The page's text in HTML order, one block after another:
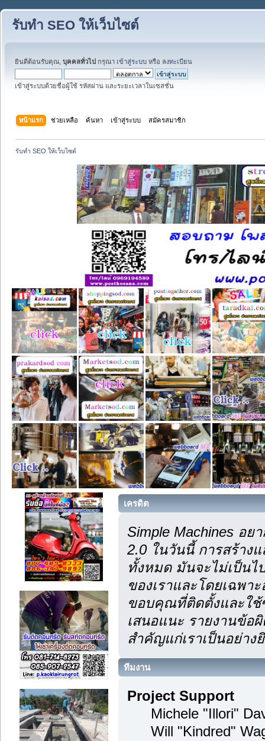
รับทำ SEO ให้เว็บไซต์
ยินดีต้อนรับคุณ, บุคคลทั่วไป กรุณา เข้าสู่ระบบ หรือ ลงทะเบียน
เข้าสู่ระบบด้วยชื่อผู้ใช้ รหัสผ่าน และระยะเวลาในเซสชั่น
หน้าแรก ช่วยเหลือ ค้นหา เข้าสู่ระบบ สมัครสมาชิก
รับทำ SEO ให้เว็บไซต์
เครดิต
Simple Machines อ
2.0 ในวันนี้ การสร้างแ
ทั้งหมด มันจะไม่เป็นไ
ของเราและโดยเฉพา
ขอบคุณที่ติดตั้งและใช้
เสนอแนะ รายงานข้อ
สำคัญแก่เราเป็นอย่าง
ทีมงาน
Project Support
Michele "Illori"
Will "Kindred"